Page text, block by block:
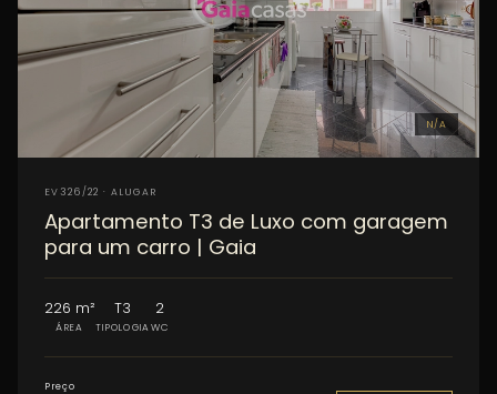
N/A
EV326/22 · ALUGAR
Apartamento T3 de Luxo com garagem
para um carro | Gaia
226 m²
ÁREA
T3
TIPOLOGIA
2
WC
Preço